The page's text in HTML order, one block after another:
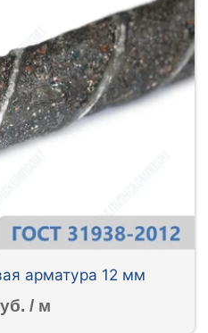
арматура 12 мм
/ м